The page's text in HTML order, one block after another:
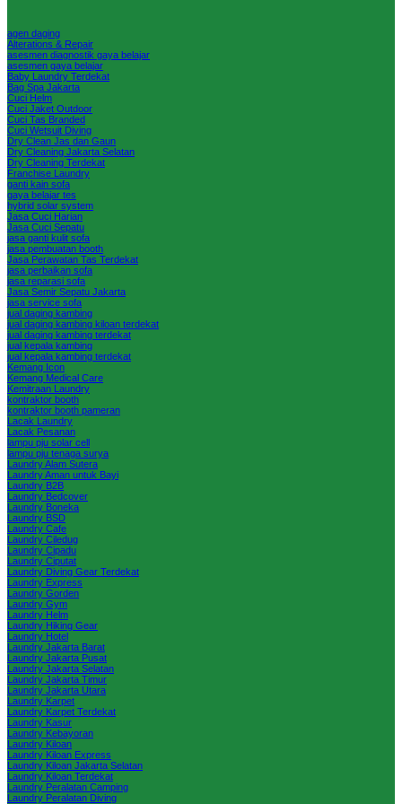
agen daging
Alterations & Repair
asesmen diagnostik gaya belajar
asesmen gaya belajar
Baby Laundry Terdekat
Bag Spa Jakarta
Cuci Helm
Cuci Jaket Outdoor
Cuci Tas Branded
Cuci Wetsuit Diving
Dry Clean Jas dan Gaun
Dry Cleaning Jakarta Selatan
Dry Cleaning Terdekat
Franchise Laundry
ganti kain sofa
gaya belajar tes
hybrid solar system
Jasa Cuci Harian
Jasa Cuci Sepatu
jasa ganti kulit sofa
jasa pembuatan booth
Jasa Perawatan Tas Terdekat
jasa perbaikan sofa
jasa reparasi sofa
Jasa Semir Sepatu Jakarta
jasa service sofa
jual daging kambing
jual daging kambing kiloan terdekat
jual daging kambing terdekat
jual kepala kambing
jual kepala kambing terdekat
Kemang Icon
Kemang Medical Care
Kemitraan Laundry
kontraktor booth
kontraktor booth pameran
Lacak Laundry
Lacak Pesanan
lampu pju solar cell
lampu pju tenaga surya
Laundry Alam Sutera
Laundry Aman untuk Bayi
Laundry B2B
Laundry Bedcover
Laundry Boneka
Laundry BSD
Laundry Cafe
Laundry Ciledug
Laundry Cipadu
Laundry Ciputat
Laundry Diving Gear Terdekat
Laundry Express
Laundry Gorden
Laundry Gym
Laundry Helm
Laundry Hiking Gear
Laundry Hotel
Laundry Jakarta Barat
Laundry Jakarta Pusat
Laundry Jakarta Selatan
Laundry Jakarta Timur
Laundry Jakarta Utara
Laundry Karpet
Laundry Karpet Terdekat
Laundry Kasur
Laundry Kebayoran
Laundry Kiloan
Laundry Kiloan Express
Laundry Kiloan Jakarta Selatan
Laundry Kiloan Terdekat
Laundry Peralatan Camping
Laundry Peralatan Diving